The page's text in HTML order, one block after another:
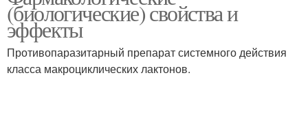
(биологические) свойства и
эффекты
Противопаразитарный препарат системного действия
класса макроциклических лактонов.